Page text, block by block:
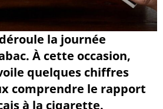
la journée
À cette occasion,
quelques chiffres
comprendre le rapport
à la cigarette.